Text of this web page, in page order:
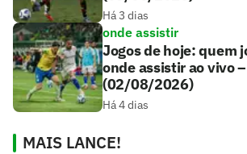
Há 3 dias
onde assistir
Jogos de hoje: quem
onde assistir ao vivo
(02/08/2026)
Há 4 dias
MAIS LANCE!